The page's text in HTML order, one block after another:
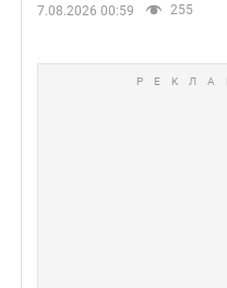
7.08.2026 00:59 255